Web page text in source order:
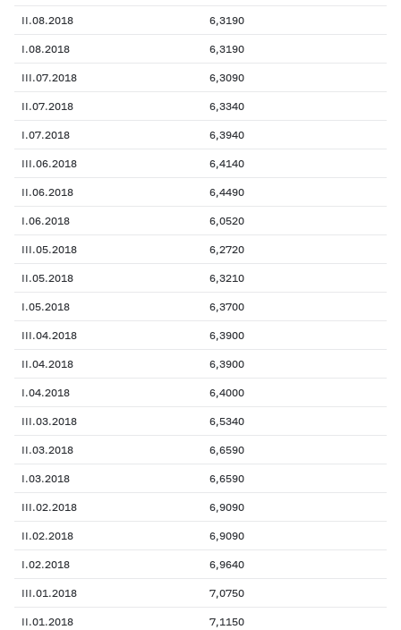
II.08.2018 6,3190
I.08.2018 6,3190
III.07.2018 6,3090
II.07.2018 6,3340
I.07.2018 6,3940
III.06.2018 6,4140
II.06.2018 6,4490
I.06.2018 6,0520
III.05.2018 6,2720
II.05.2018 6,3210
I.05.2018 6,3700
III.04.2018 6,3900
II.04.2018 6,3900
I.04.2018 6,4000
III.03.2018 6,5340
II.03.2018 6,6590
I.03.2018 6,6590
III.02.2018 6,9090
II.02.2018 6,9090
I.02.2018 6,9640
III.01.2018 7,0750
II.01.2018 7,1150